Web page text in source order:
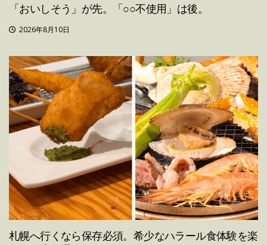
「おいしそう」が先。「○○不使用」は後。
2026年8月10日
札幌へ行くなら保存必須。希少なハラール食体験を楽